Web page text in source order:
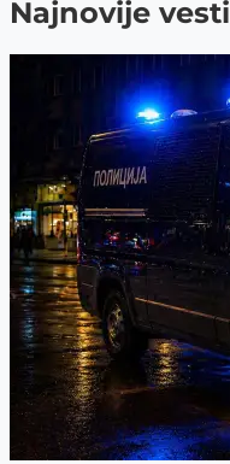
Najnovije vesti